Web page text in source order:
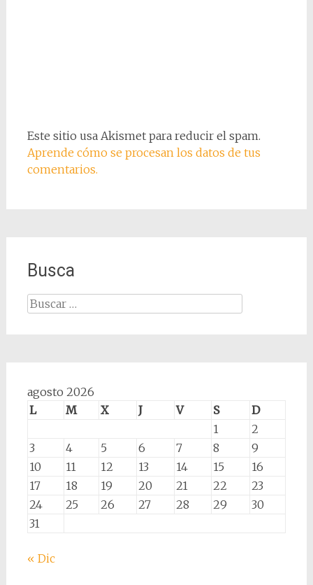
Este sitio usa Akismet para reducir el spam.
Aprende cómo se procesan los datos de tus
comentarios.
Busca
Buscar:
agosto 2026
L
M X J V S
D
1
2
3
4 5 6 7 8
9
10
11 12 13 14 15
16
17
18 19 20 21 22
23
24
25 26 27 28 29
30
31
« Dic